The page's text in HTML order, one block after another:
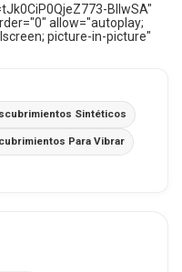
BllwSA"
allow="autoplay;
picture-in-picture"
Sintéticos
Para Vibrar